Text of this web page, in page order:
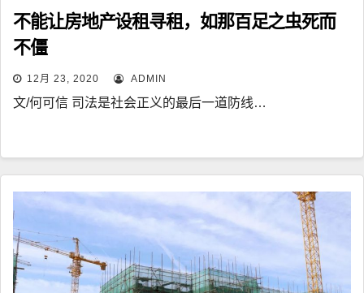
不能让房地产设租寻租，如那百足之虫死而
不僵
12月 23, 2020 ADMIN
文/何可信 司法是社会正义的最后一道防线…